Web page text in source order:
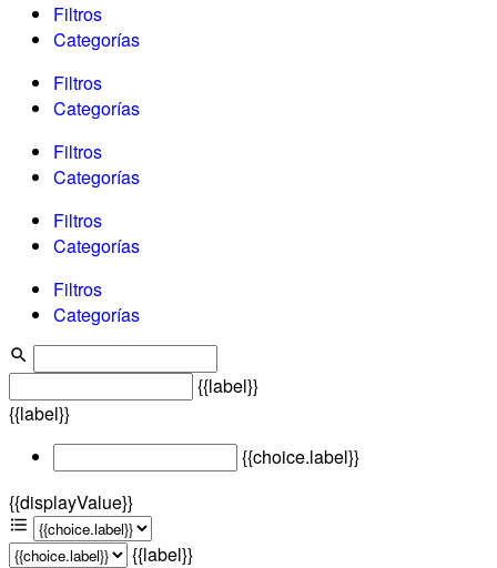
Filtros
Categorías
Filtros
Categorías
Filtros
Categorías
Filtros
Categorías
Filtros
Categorías
{{label}}
{{label}}
{{choice.label}}
{{displayValue}}
{{label}}